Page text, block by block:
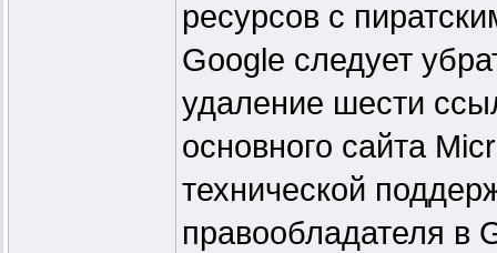
ресурсов с
Google следует
удаление шести
основного сайта
технической
правообладателя в